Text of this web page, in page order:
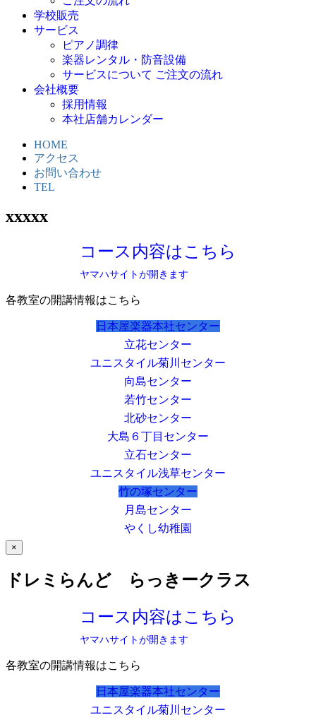
学校販売
サービス
ピアノ調律
楽器レンタル・防音設備
サービスについて ご注文の流れ
会社概要
採用情報
本社店舗カレンダー
HOME
アクセス
お問い合わせ
TEL
xxxxx
コース内容はこちら
ヤマハサイトが開きます
各教室の開講情報はこちら
日本屋楽器本社センター
立花センター
ユニスタイル菊川センター
向島センター
若竹センター
北砂センター
大島６丁目センター
立石センター
ユニスタイル浅草センター
竹の塚センター
月島センター
やくし幼稚園
×
ドレミらんど らっきークラス
コース内容はこちら
ヤマハサイトが開きます
各教室の開講情報はこちら
日本屋楽器本社センター
ユニスタイル菊川センター